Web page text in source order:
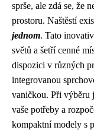
sprše, ale zdá se, že
prostoru. Naštěstí
jednom. Tato
světů a šetří cenné
dispozici v různých
integrovanou
vaničkou. Při výběru
vaše potřeby a
kompaktní modely s